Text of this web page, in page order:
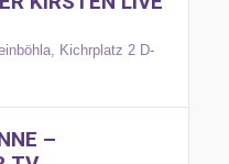
Kichrplatz 2 D-
–